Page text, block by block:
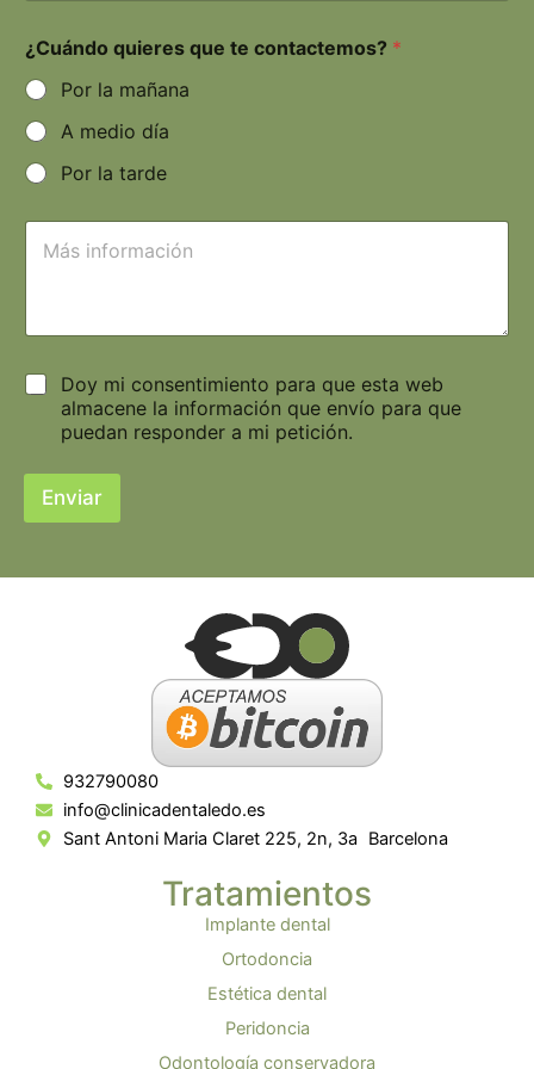
¿Cuándo quieres que te contactemos? *
Por la mañana
A medio día
Por la tarde
Doy mi consentimiento para que esta web
almacene la información que envío para que
puedan responder a mi petición.
Enviar
932790080
info@clinicadentaledo.es
Sant Antoni Maria Claret 225, 2n, 3a Barcelona
Tratamientos
Implante dental
Ortodoncia
Estética dental
Peridoncia
Odontología conservadora